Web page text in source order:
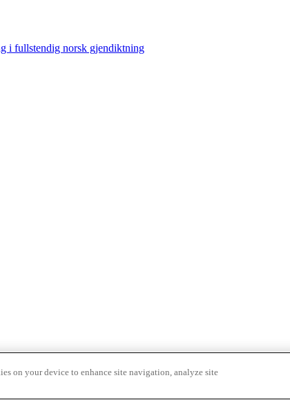
i fullstendig norsk gjendiktning
on your device to enhance site navigation, analyze site